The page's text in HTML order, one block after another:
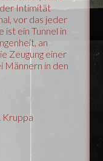
Intimität
vor das jeder
ein Tunnel in
an
Zeugung einer
Männern in den
Kruppa